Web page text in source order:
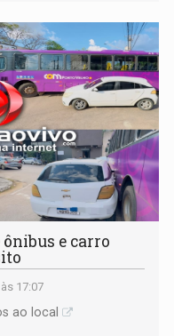
ônibus e carro
17:07
ao local